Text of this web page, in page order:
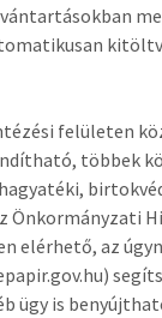
felületen
többek
Önkormányzati
elérhető, az
ügy is